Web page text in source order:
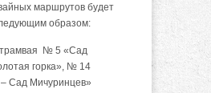
маршрутов будет
образом:
№ 5 «Сад
горка», № 14
Сад Мичуринцев»